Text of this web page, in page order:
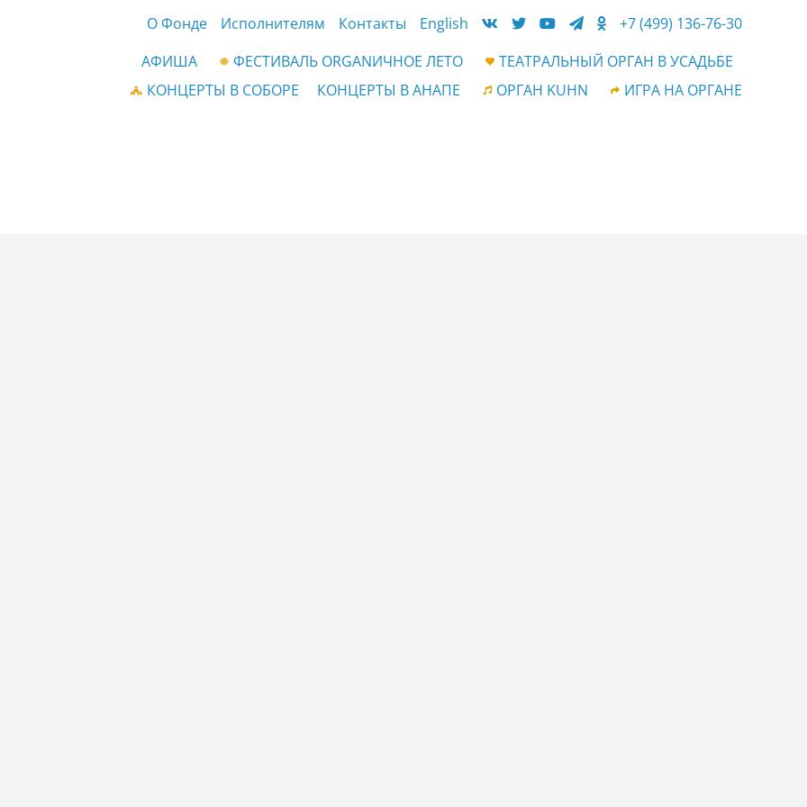
О Фонде Исполнителям Контакты English
+7 (499) 136-76-30
АФИША
ФЕСТИВАЛЬ ORGANИЧНОЕ ЛЕТО
ТЕАТРАЛЬНЫЙ ОРГАН В УСАДЬБЕ
КОНЦЕРТЫ В СОБОРЕ
КОНЦЕРТЫ В АНАПЕ ОРГАН KUHN ИГРА НА ОРГАНЕ